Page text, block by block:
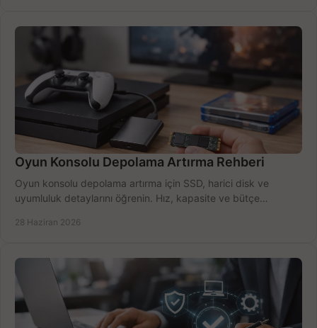
Oyun Konsolu Depolama Artırma Rehberi
Oyun konsolu depolama artırma için SSD, harici disk ve
uyumluluk detaylarını öğrenin. Hız, kapasite ve bütçe
28 Haziran 2026